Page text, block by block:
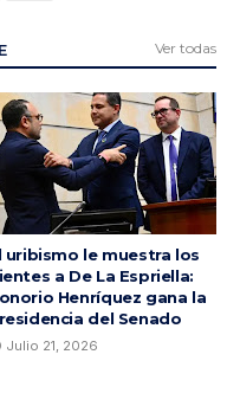
Ver todas
uribismo le muestra los
a De La Espriella:
Henríquez gana la
del Senado
Julio 21, 2026